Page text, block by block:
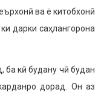
ва ё китобхонӣ
дарки саҳлангорона
ба кӣ будану чӣ будан
дорад. Он аз